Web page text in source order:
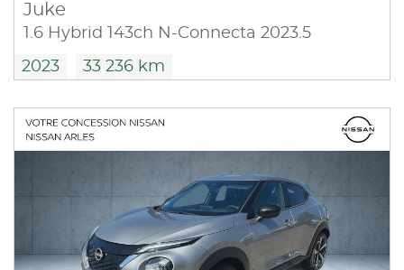
Juke
1.6 Hybrid 143ch N-Connecta 2023.5
2023 33 236 km